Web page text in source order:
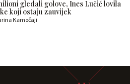
gledali golove, Ines Lučić lovila
koji ostaju zauvijek
Kamočaji